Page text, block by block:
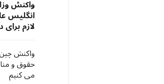
واکنش
انگلیس
لازم
مشروع
شد
واکنش چین
حقوق و
می کنیم